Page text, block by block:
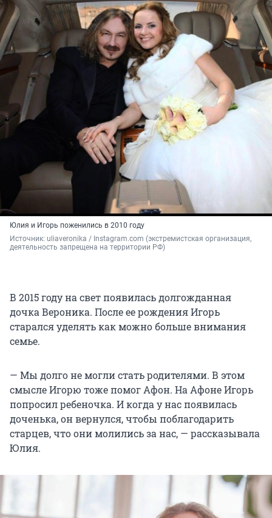
Юлия и Игорь поженились в 2010 году
Источник: uliaveronika / Instagram.com (экстремистская организация,
деятельность запрещена на территории РФ)
В 2015 году на свет появилась долгожданная
дочка Вероника. После ее рождения Игорь
старался уделять как можно больше внимания
семье.
— Мы долго не могли стать родителями. В этом
смысле Игорю тоже помог Афон. На Афоне Игорь
попросил ребеночка. И когда у нас появилась
доченька, он вернулся, чтобы поблагодарить
старцев, что они молились за нас, — рассказывала
Юлия.